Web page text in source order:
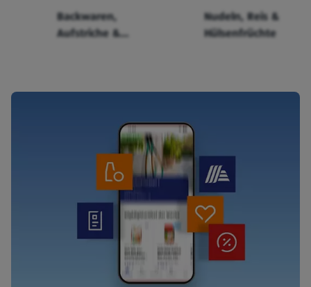
Backwaren,
Aufstriche &
Nudeln, Reis &
Hülsenfrüchte